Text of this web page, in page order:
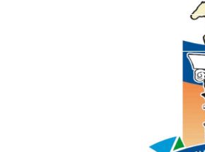
Information